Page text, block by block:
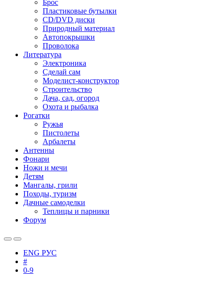
Брос
Пластиковые бутылки
CD/DVD диски
Природный материал
Автопокрышки
Проволока
Литература
Электроника
Сделай сам
Моделист-конструктор
Строительство
Дача, сад, огород
Охота и рыбалка
Рогатки
Ружья
Пистолеты
Арбалеты
Антенны
Фонари
Ножи и мечи
Детям
Мангалы, грили
Походы, туризм
Дачные самоделки
Теплицы и парники
Форум
ENG РУС
#
0-9